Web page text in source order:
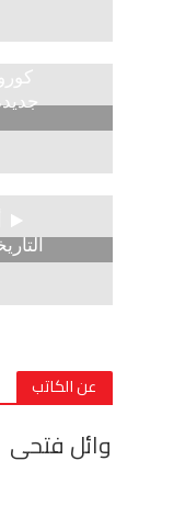
عن الكاتب
وائل فتحى